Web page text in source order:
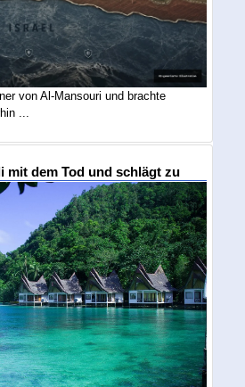
von Al-Mansouri und brachte
...
mit dem Tod und schlägt zu